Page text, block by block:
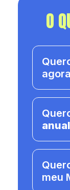
O
agora
anual
meu